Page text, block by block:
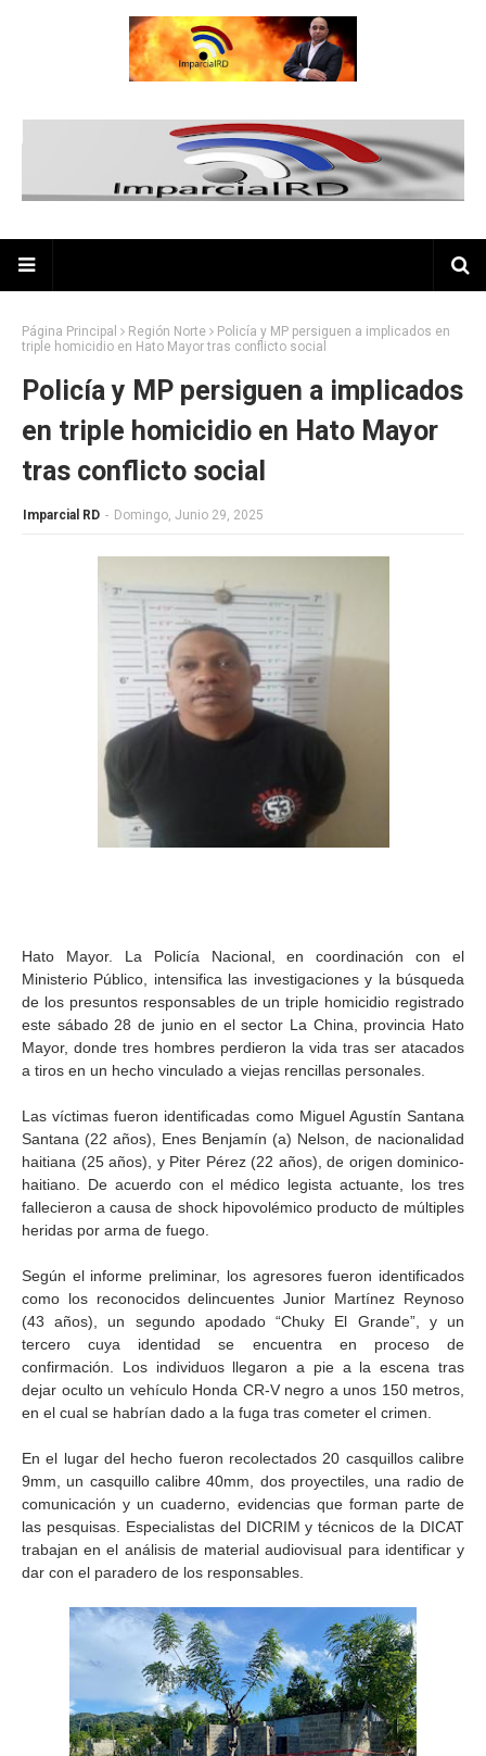
Página Principal Región Norte
Policía y MP persiguen a implicados en
triple homicidio en Hato Mayor tras conflicto social
Policía y MP persiguen a implicados
en triple homicidio en Hato Mayor
tras conflicto social
Imparcial RD - Domingo, Junio 29, 2025
Hato Mayor. La Policía Nacional, en coordinación con el
Ministerio Público, intensifica las investigaciones y la búsqueda
de los presuntos responsables de un triple homicidio registrado
este sábado 28 de junio en el sector La China, provincia Hato
Mayor, donde tres hombres perdieron la vida tras ser atacados
a tiros en un hecho vinculado a viejas rencillas personales.
Las víctimas fueron identificadas como Miguel Agustín Santana
Santana (22 años), Enes Benjamín (a) Nelson, de nacionalidad
haitiana (25 años), y Piter Pérez (22 años), de origen dominico-
haitiano. De acuerdo con el médico legista actuante, los tres
fallecieron a causa de shock hipovolémico producto de múltiples
heridas por arma de fuego.
Según el informe preliminar, los agresores fueron identificados
como los reconocidos delincuentes Junior Martínez Reynoso
(43 años), un segundo apodado “Chuky El Grande”, y un
tercero cuya identidad se encuentra en proceso de
confirmación. Los individuos llegaron a pie a la escena tras
dejar oculto un vehículo Honda CR-V negro a unos 150 metros,
en el cual se habrían dado a la fuga tras cometer el crimen.
En el lugar del hecho fueron recolectados 20 casquillos calibre
9mm, un casquillo calibre 40mm, dos proyectiles, una radio de
comunicación y un cuaderno, evidencias que forman parte de
las pesquisas. Especialistas del DICRIM y técnicos de la DICAT
trabajan en el análisis de material audiovisual para identificar y
dar con el paradero de los responsables.